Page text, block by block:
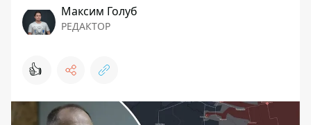
Максим Голуб
РЕДАКТОР
👍